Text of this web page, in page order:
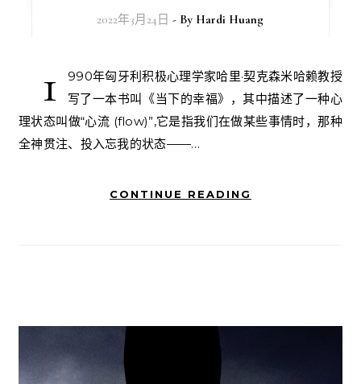
2022年3月24日 - By Hardi Huang
1
990年匈牙利积极心理学家哈里·契克森米哈赖教授
写了一本书叫《当下的幸福》，其中描述了一种心
理状态叫做“心流 (flow)”,它是指我们在做某些事情时，那种
全神贯注、投入忘我的状态——…
CONTINUE READING